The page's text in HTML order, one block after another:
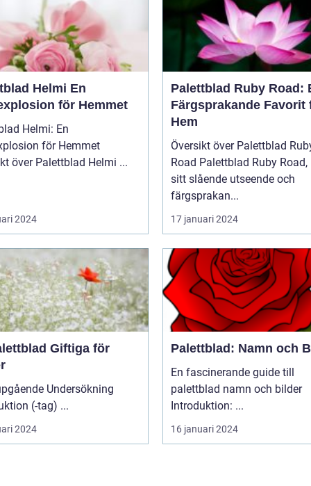
Helmi En
för Hemmet
Helmi: En
för Hemmet
Översikt över Palettblad Helmi ...
2024
Palettblad Ruby Road:
Färgsprakande Favorit
Hem
Översikt över Palettblad
Road Palettblad Ruby Road, med
sitt slående utseende och
färgsprakan...
17 januari 2024
Giftiga för
Undersökning
Introduktion (-tag) ...
2024
Palettblad: Namn och
En fascinerande guide till
palettblad namn och bilder
Introduktion: ...
16 januari 2024